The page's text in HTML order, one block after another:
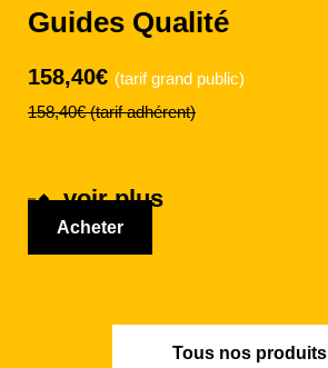
Guides Qualité
158,40€ (tarif grand public)
158,40€(tarif adhérent)
voir plus
Acheter
Tous nos produits